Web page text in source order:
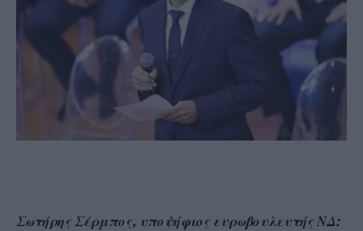
Σωτήρης Σέρμπος, υποψήφιος ευρωβουλευτής ΝΔ: